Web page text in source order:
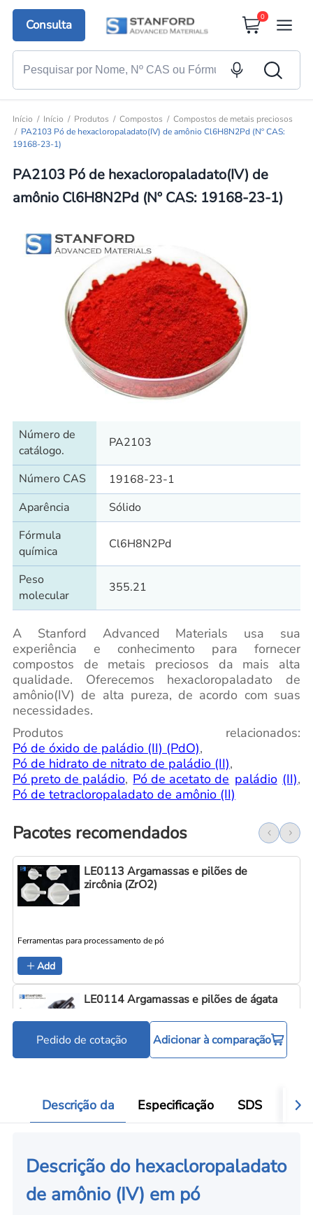
Consulta
0
Início Início Produtos Compostos
Compostos de metais preciosos
PA2103 Pó de hexacloropaladato(IV) de amônio Cl6H8N2Pd (Nº CAS:
19168-23-1)
PA2103 Pó de hexacloropaladato(IV) de
amônio Cl6H8N2Pd (Nº CAS: 19168-23-1)
Número de
catálogo.
PA2103
Número CAS
19168-23-1
Aparência
Sólido
Fórmula
química
Cl6H8N2Pd
Peso
molecular
355.21
A Stanford Advanced Materials usa sua
experiência e conhecimento para fornecer
compostos de metais preciosos da mais alta
qualidade. Oferecemos hexacloropaladato de
amônio(IV) de alta pureza, de acordo com suas
necessidades.
Produtos relacionados:
Pó de óxido de paládio (II) (PdO),
Pó de hidrato de nitrato de paládio (II),
Pó preto de paládio, Pó de acetato de paládio (II),
Pó de tetracloropaladato de amônio (II)
Pacotes recomendados
LE0113 Argamassas e pilões de
zircônia (ZrO2)
Ferramentas para processamento de pó
Add
LE0114 Argamassas e pilões de ágata
Pedido de cotação Adicionar à comparação
Descrição da Especificação SDS
Descrição do hexacloropaladato
de amônio (IV) em pó